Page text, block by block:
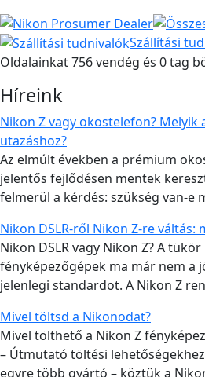
Szállítási
Oldalainkat 756 vendég és 0 tag
Híreink
Nikon Z vagy okostelefon? Melyik
utazáshoz?
Az elmúlt években a prémium
jelentős fejlődésen mentek
felmerül a kérdés: szükség van-e
Nikon DSLR-ről Nikon Z-re váltás:
Nikon DSLR vagy Nikon Z? A
fényképezőgépek ma már nem a
jelenlegi standardot. A Nikon Z
Mivel töltsd a Nikonodat?
Mivel tölthető a Nikon Z
– Útmutató töltési
egyre több gyártó – köztük a